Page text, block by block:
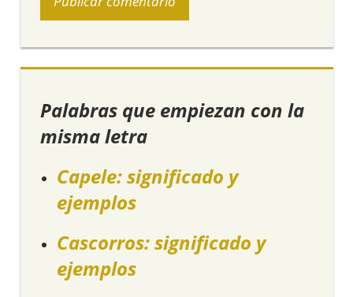
Palabras que empiezan con la
misma letra
Capele: significado y
ejemplos
Cascorros: significado y
ejemplos